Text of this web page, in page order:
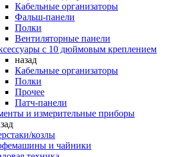
Кабельные организаторы
Фальш-панели
Полки
Вентиляторные панели
с 10 дюймовым креплением
назад
Кабельные организаторы
Полки
Прочее
Патч-панели
и измерительные приборы
козлы
и чайники